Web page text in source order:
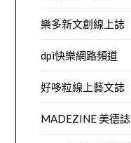
樂多新文創線上誌
dpi快樂網路頻道
好哆粒線上藝文誌
MADEZINE 美德誌